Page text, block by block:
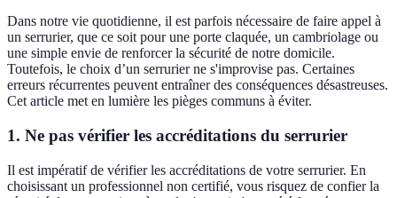
Dans notre vie quotidienne, il est parfois nécessaire de faire appel à
un serrurier, que ce soit pour une porte claquée, un cambriolage ou
une simple envie de renforcer la sécurité de notre domicile.
Toutefois, le choix d’un serrurier ne s'improvise pas. Certaines
erreurs récurrentes peuvent entraîner des conséquences désastreuses.
Cet article met en lumière les pièges communs à éviter.
1. Ne pas vérifier les accréditations du serrurier
Il est impératif de vérifier les accréditations de votre serrurier. En
choisissant un professionnel non certifié, vous risquez de confier la